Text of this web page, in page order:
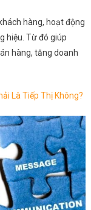
hàng, hoạt động
hiệu. Từ đó giúp
hàng, tăng doanh
Là Tiếp Thị Không?